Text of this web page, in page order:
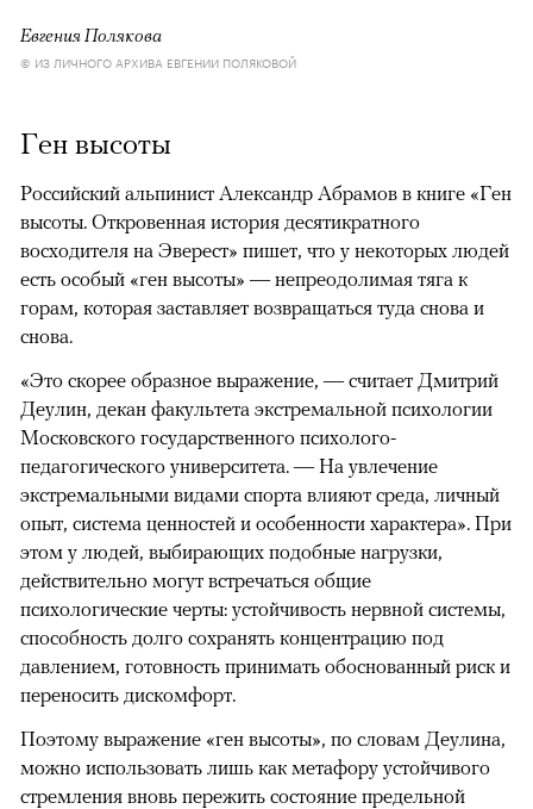
Евгения Полякова
© ИЗ ЛИЧНОГО АРХИВА ЕВГЕНИИ ПОЛЯКОВОЙ
Ген высоты
Российский альпинист Александр Абрамов в книге «Ген
высоты. Откровенная история десятикратного
восходителя на Эверест» пишет, что у некоторых людей
есть особый «ген высоты» — непреодолимая тяга к
горам, которая заставляет возвращаться туда снова и
снова.
«Это скорее образное выражение, — считает Дмитрий
Деулин, декан факультета экстремальной психологии
Московского государственного психолого-
педагогического университета. — На увлечение
экстремальными видами спорта влияют среда, личный
опыт, система ценностей и особенности характера». При
этом у людей, выбирающих подобные нагрузки,
действительно могут встречаться общие
психологические черты: устойчивость нервной системы,
способность долго сохранять концентрацию под
давлением, готовность принимать обоснованный риск и
переносить дискомфорт.
Поэтому выражение «ген высоты», по словам Деулина,
можно использовать лишь как метафору устойчивого
стремления вновь пережить состояние предельной